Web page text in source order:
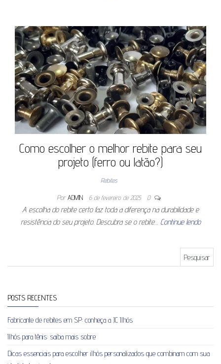
Como escolher o melhor rebite para seu
projeto (ferro ou latão?)
Rebites
Por ADMIN 6 de fevereiro de 2025 0
A escolha do rebite certo faz toda a diferença na durabilidade e
resistência do seu projeto. Descubra se o rebite… Continue lendo
POSTS RECENTES
Fabricante de rebites em SP: conheça a JC Ilhós
Ilhós para tênis: saiba mais sobre
Dicas essenciais para escolher ilhós personalizados que combinam com sua